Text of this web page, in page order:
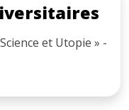
et Utopie » -